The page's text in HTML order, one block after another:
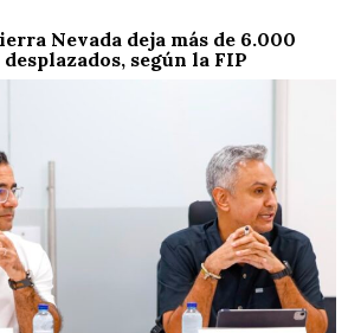
Nevada deja más de 6.000
según la FIP